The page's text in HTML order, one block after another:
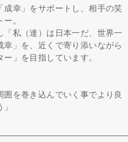
幸」をサポートし、相手の笑
。
私（達）は日本一だ、世界一
」を、近くで寄り添いながら
」を目指しています。
囲を巻き込んでいく事でより良